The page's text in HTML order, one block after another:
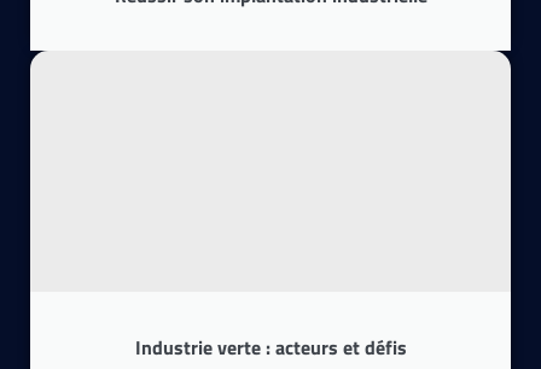
Industrie verte : acteurs et défis